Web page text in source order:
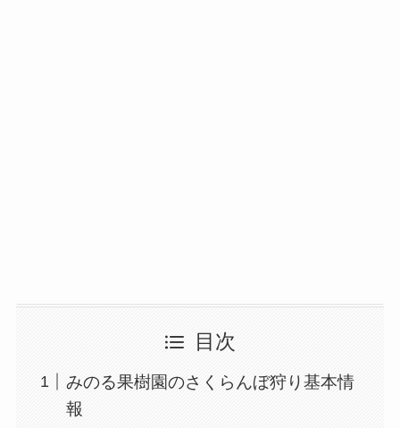
目次
みのる果樹園のさくらんぼ狩り基本情
報